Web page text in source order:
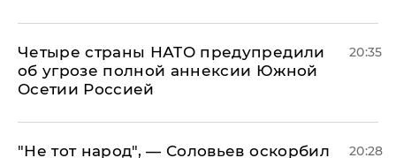
Четыре страны НАТО предупредили
об угрозе полной аннексии Южной
Осетии Россией
20:35
​"Не тот народ", — Соловьев оскорбил 20:28